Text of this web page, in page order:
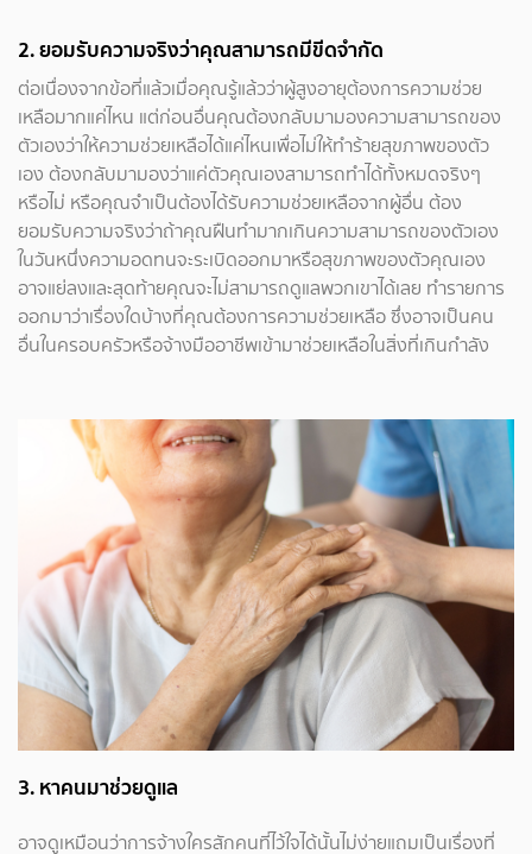
2. ยอมรับความจริงว่าคุณสามารถมีขีดจำกัด
ต่อเนื่องจากข้อที่แล้วเมื่อคุณรู้แล้วว่าผู้สูงอายุต้องการความช่วย
เหลือมากแค่ไหน แต่ก่อนอื่นคุณต้องกลับมามองความสามารถของ
ตัวเองว่าให้ความช่วยเหลือได้แค่ไหนเพื่อไม่ให้ทำร้ายสุขภาพของตัว
เอง ต้องกลับมามองว่าแค่ตัวคุณเองสามารถทำได้ทั้งหมดจริงๆ
หรือไม่ หรือคุณจำเป็นต้องได้รับความช่วยเหลือจากผู้อื่น ต้อง
ยอมรับความจริงว่าถ้าคุณฝืนทำมากเกินความสามารถของตัวเอง
ในวันหนึ่งความอดทนจะระเบิดออกมาหรือสุขภาพของตัวคุณเอง
อาจแย่ลงและสุดท้ายคุณจะไม่สามารถดูแลพวกเขาได้เลย ทำรายการ
ออกมาว่าเรื่องใดบ้างที่คุณต้องการความช่วยเหลือ ซึ่งอาจเป็นคน
อื่นในครอบครัวหรือจ้างมืออาชีพเข้ามาช่วยเหลือในสิ่งที่เกินกำลัง
3. หาคนมาช่วยดูแล
อาจดูเหมือนว่าการจ้างใครสักคนที่ไว้ใจได้นั้นไม่ง่ายแถมเป็นเรื่องที่